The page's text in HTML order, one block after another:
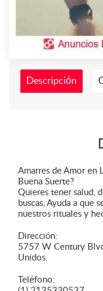
Descripción
Amarres de Amor en
Buena Suerte?
Quieres tener salud,
buscas, Ayuda a que
nuestros rituales y
Dirección:
5757 W Century
Unidos.
Teléfono: